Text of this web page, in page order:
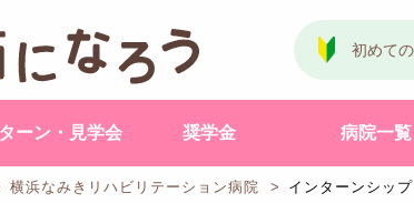
ーン・見学会 奨学金 病院一覧
横浜なみきリハビリテーション病院 インターンシップ